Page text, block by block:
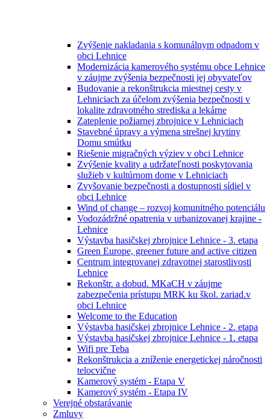
Zvýšenie nakladania s komunálnym odpadom v
obci Lehnice
Modernizácia kamerového systému obce Lehnice
v záujme zvýšenia bezpečnosti jej obyvateľov
Budovanie a rekonštrukcia miestnej cesty v
Lehniciach za účelom zvýšenia bezpečnosti v
lokalite zdravotného strediska a lekárne
Zateplenie požiarnej zbrojnice v Lehniciach
Stavebné úpravy a výmena strešnej krytiny
Domu smútku
Riešenie migračných výziev v obci Lehnice
Zvýšenie kvality a udržateľnosti poskytovania
služieb v kultúrnom dome v Lehniciach
Zvyšovanie bezpečnosti a dostupnosti sídiel v
obci Lehnice
Wind of change – rozvoj komunitného potenciálu
Vodozádržné opatrenia v urbanizovanej krajine -
Lehnice
Výstavba hasičskej zbrojnice Lehnice - 3. etapa
Green Europe, greener future and active citizen
Centrum integrovanej zdravotnej starostlivosti
Lehnice
Rekonštr. a dobud. MKaCH v záujme
zabezpečenia prístupu MRK ku škol. zariad.v
obci Lehnice
Welcome to the Education
Výstavba hasičskej zbrojnice Lehnice - 2. etapa
Výstavba hasičskej zbrojnice Lehnice - 1. etapa
Wifi pre Teba
Rekonštrukcia a zníženie energetickej náročnosti
telocvične
Kamerový systém - Etapa V
Kamerový systém - Etapa IV
Verejné obstarávanie
Zmluvy